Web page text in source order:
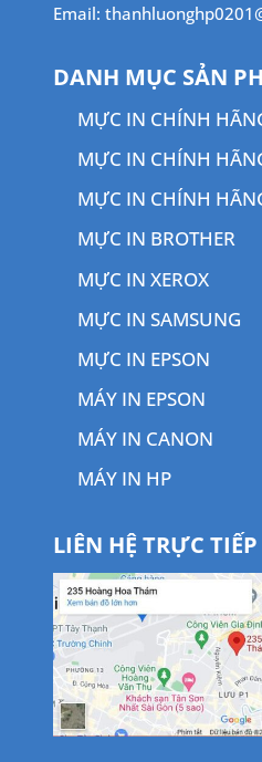
Email:
DANH MỤC SẢN
MỰC IN CHÍNH
MỰC IN CHÍNH
MỰC IN CHÍNH
MỰC IN BROTHER
MỰC IN XEROX
MỰC IN SAMSUNG
MỰC IN EPSON
MÁY IN EPSON
MÁY IN CANON
MÁY IN HP
LIÊN HỆ TRỰC TIẾP